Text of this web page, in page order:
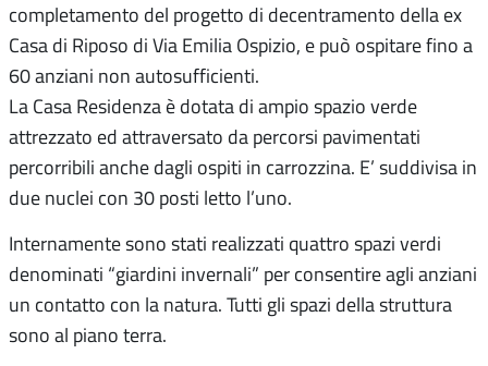
completamento del progetto di decentramento della ex
Casa di Riposo di Via Emilia Ospizio, e può ospitare fino a
60 anziani non autosufficienti.
La Casa Residenza è dotata di ampio spazio verde
attrezzato ed attraversato da percorsi pavimentati
percorribili anche dagli ospiti in carrozzina. E’ suddivisa in
due nuclei con 30 posti letto l’uno.
Internamente sono stati realizzati quattro spazi verdi
denominati “giardini invernali” per consentire agli anziani
un contatto con la natura. Tutti gli spazi della struttura
sono al piano terra.